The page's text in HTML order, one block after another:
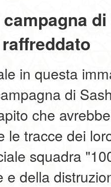
in questa
di
che
le tracce dei
squadra
e della